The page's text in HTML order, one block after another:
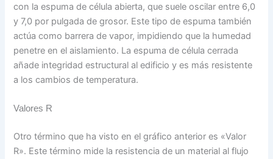
con la espuma de célula abierta, que suele oscilar entre 6,0
y 7,0 por pulgada de grosor. Este tipo de espuma también
actúa como barrera de vapor, impidiendo que la humedad
penetre en el aislamiento. La espuma de célula cerrada
añade integridad estructural al edificio y es más resistente
a los cambios de temperatura.
Valores R
Otro término que ha visto en el gráfico anterior es «Valor
R». Este término mide la resistencia de un material al flujo